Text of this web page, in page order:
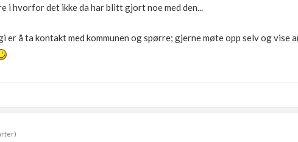
i hvorfor det ikke da har blitt gjort noe med den...
er å ta kontakt med kommunen og spørre; gjerne møte opp selv og vise